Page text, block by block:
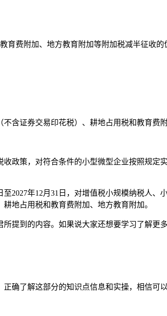
育费附加、地方教育附加等附加税减半征收的
含证券交易印花税）、耕地占用税和教育费
政策，对符合条件的小型微型企业按照规
2027年12月31日，对增值税小规模纳税人
地占用税和教育费附加、地方教育附加。
提到的内容。如果说大家还想要学习了解更
确了解这部分的知识点信息和实操，相信可